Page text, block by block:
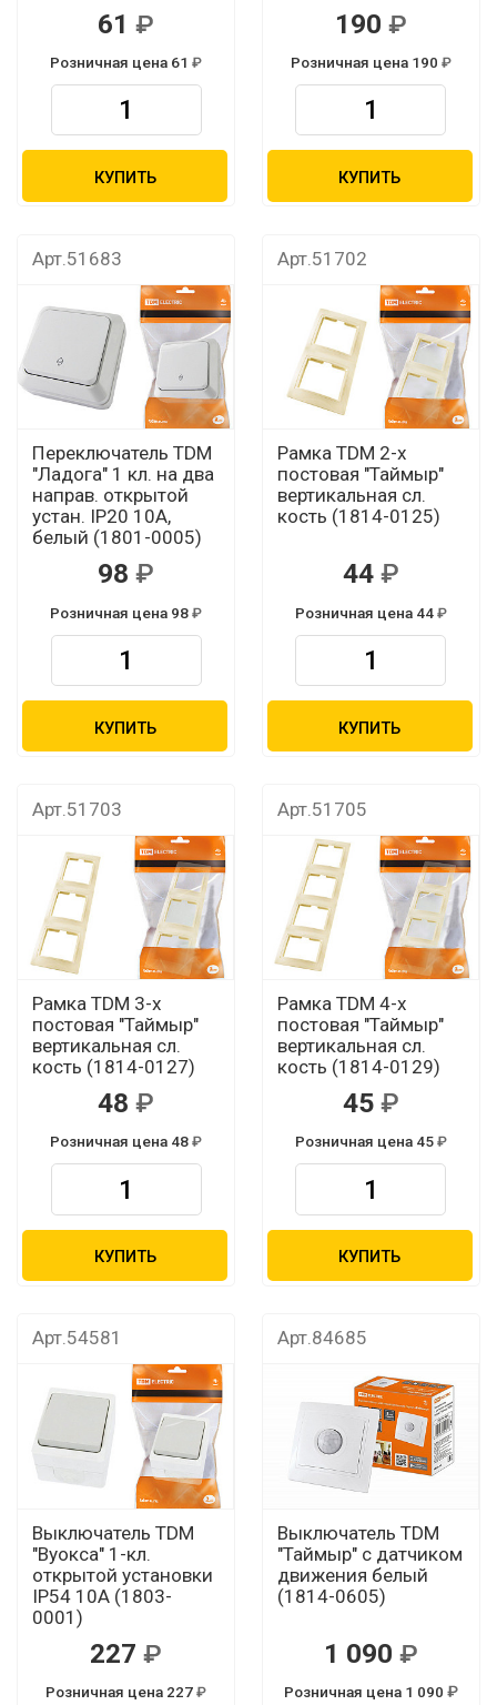
61
Розничная цена 61
КУПИТЬ
190
Розничная цена 190
КУПИТЬ
Арт.51683
Переключатель TDM
"Ладога" 1 кл. на два
направ. открытой
устан. IP20 10А,
белый (1801-0005)
98
Розничная цена 98
КУПИТЬ
Арт.51702
Рамка TDM 2-х
постовая "Таймыр"
вертикальная сл.
кость (1814-0125)
44
Розничная цена 44
КУПИТЬ
Арт.51703
Рамка TDM 3-х
постовая "Таймыр"
вертикальная сл.
кость (1814-0127)
48
Розничная цена 48
КУПИТЬ
Арт.51705
Рамка TDM 4-х
постовая "Таймыр"
вертикальная сл.
кость (1814-0129)
45
Розничная цена 45
КУПИТЬ
Арт.54581
Выключатель TDM
"Вуокса" 1-кл.
открытой установки
IP54 10А (1803-
0001)
227
Розничная цена 227
Арт.84685
Выключатель TDM
"Таймыр" с датчиком
движения белый
(1814-0605)
1 090
Розничная цена 1 090